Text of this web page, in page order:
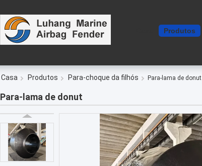
Produtos
Casa Produtos Para-choque da filhós Para-lama de donut
Para-lama de donut